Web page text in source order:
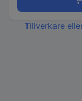
Tillverkare